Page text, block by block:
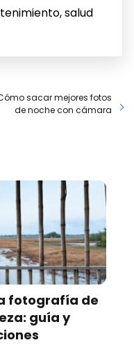
salud
sacar mejores fotos
de noche con cámara
fotografía de
guía y